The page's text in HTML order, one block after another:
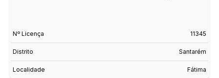
Nº Licença 11345
Distrito Santarém
Localidade Fátima